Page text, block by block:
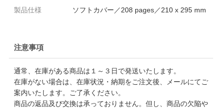
製品仕様
ソフトカバー／208 pages／210 x 295 mm
注意事項
通常、在庫がある商品は１～３日で発送いたします。
在庫がない場合は、在庫状況・納期をご注文後、メールにてご
案内いたします。ご了承ください。
商品の返品及び交換は承っておりません。但し、商品の欠陥や